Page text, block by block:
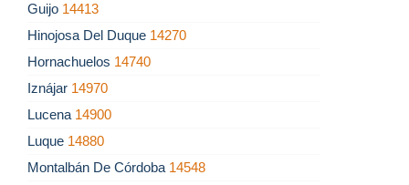
Guijo 14413
Hinojosa Del Duque 14270
Hornachuelos 14740
Iznájar 14970
Lucena 14900
Luque 14880
Montalbán De Córdoba 14548